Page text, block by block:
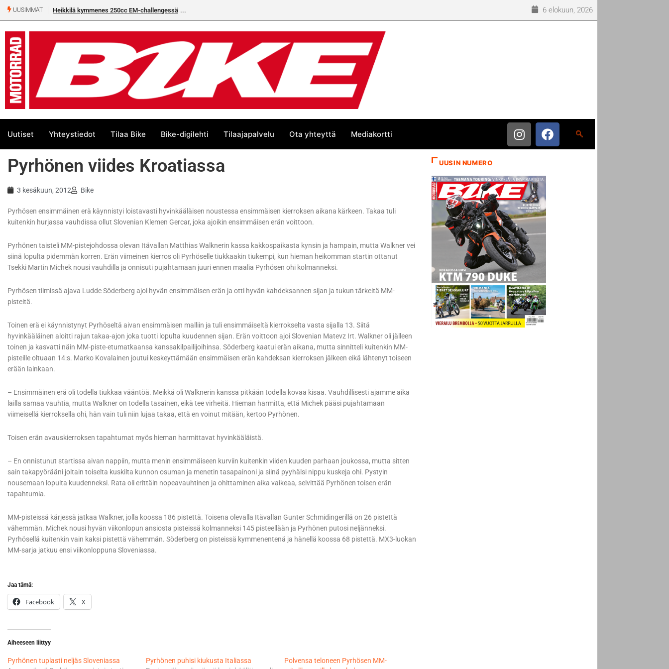
UUSIMMAT Heikkilä kymmenes 250cc EM-challengessä 6 elokuun, 2026
Uutiset Yhteystiedot Tilaa Bike Bike-digilehti Tilaajapalvelu Ota yhteyttä Mediakortti
Pyrhönen viides Kroatiassa
3 kesäkuun, 2012 Bike
Pyrhösen ensimmäinen erä käynnistyi loistavasti hyvinkääläisen noustessa ensimmäisen kierroksen aikana kärkeen. Takaa tuli
kuitenkin hurjassa vauhdissa ollut Slovenian Klemen Gercar, joka ajoikin ensimmäisen erän voittoon.
Pyrhönen taisteli MM-pistejohdossa olevan Itävallan Matthias Walknerin kassa kakkospaikasta kynsin ja hampain, mutta Walkner vei
siinä lopulta pidemmän korren. Erän viimeinen kierros oli Pyrhöselle tiukkaakin tiukempi, kun hieman heikomman startin ottanut
Tsekki Martin Michek nousi vauhdilla ja onnisuti pujahtamaan juuri ennen maalia Pyrhösen ohi kolmanneksi.
Pyrhösen tiimissä ajava Ludde Söderberg ajoi hyvän ensimmäisen erän ja otti hyvän kahdeksannen sijan ja tukun tärkeitä MM-
pisteitä.
Toinen erä ei käynnistynyt Pyrhöseltä aivan ensimmäisen malliin ja tuli ensimmäiseltä kierrokselta vasta sijalla 13. Siitä
hyvinkääläinen aloitti rajun takaa-ajon joka tuotti lopulta kuudennen sijan. Erän voittoon ajoi Slovenian Matevz Irt. Walkner oli jälleen
toinen ja kasvatti näin MM-piste-etumatkaansa kanssakilpailijoihinsa. Söderberg kaatui erän aikana, mutta sinnitteli kuitenkin MM-
pisteille oltuaan 14:s. Marko Kovalainen joutui keskeyttämään ensimmäisen erän kahdeksan kierroksen jälkeen eikä lähtenyt toiseen
erään lainkaan.
– Ensimmäinen erä oli todella tiukkaa vääntöä. Meikkä oli Walknerin kanssa pitkään todella kovaa kisaa. Vauhdillisesti ajamme aika
lailla samaa vauhtia, mutta Walkner on todella tasainen, eikä tee virheitä. Hieman harmitta, että Michek pääsi pujahtamaan
viimeisellä kierroksella ohi, hän vain tuli niin lujaa takaa, että en voinut mitään, kertoo Pyrhönen.
Toisen erän avauskierroksen tapahtumat myös hieman harmittavat hyvinkääläistä.
– En onnistunut startissa aivan nappiin, mutta menin ensimmäiseen kurviin kuitenkin viiden kuuden parhaan joukossa, mutta sitten
sain takapyörääni joltain toiselta kuskilta kunnon osuman ja menetin tasapainoni ja siinä pyyhälsi nippu kuskeja ohi. Pystyin
nousemaan lopulta kuudenneksi. Rata oli erittäin nopeavauhtinen ja ohittaminen aika vaikeaa, selvittää Pyrhönen toisen erän
tapahtumia.
MM-pisteissä kärjessä jatkaa Walkner, jolla koossa 186 pistettä. Toisena olevalla Itävallan Gunter Schmidingerillä on 26 pistettä
vähemmän. Michek nousi hyvän viikonlopun ansiosta pisteissä kolmanneksi 145 pisteellään ja Pyrhönen putosi neljänneksi.
Pyrhösellä kuitenkin vain kaksi pistettä vähemmän. Söderberg on pisteissä kymmenentenä ja hänellä koossa 68 pistettä. MX3-luokan
MM-sarja jatkuu ensi viikonloppuna Sloveniassa.
Jaa tämä:
Facebook X
Aiheeseen liittyy
Pyrhönen tuplasti neljäs Sloveniassa
Pyrhönen puhisi kiukusta Italiassa
Polvensa teloneen Pyrhösen MM-
UUSIN NUMERO